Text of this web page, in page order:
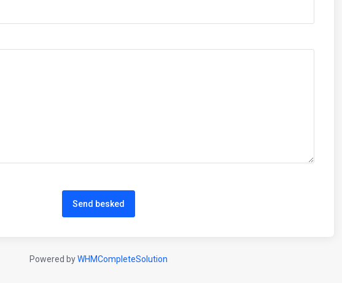
Send besked
Powered byWHMCompleteSolution